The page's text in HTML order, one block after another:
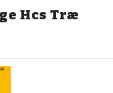
Hcs Træ